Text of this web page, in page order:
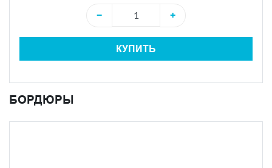
−
+
КУПИТЬ
БОРДЮРЫ